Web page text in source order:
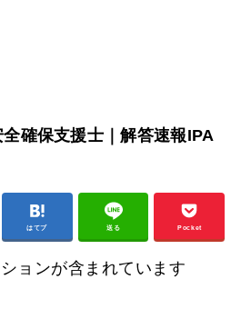
確保支援士｜解答速報IPA
はてブ 送る Pocket
ョンが含まれています